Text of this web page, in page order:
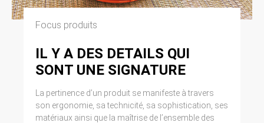
Focus produits
IL Y A DES DETAILS QUI
SONT UNE SIGNATURE
La pertinence d’un produit se manifeste à travers
son ergonomie, sa technicité, sa sophistication, ses
matériaux ainsi que la maîtrise de l’ensemble des